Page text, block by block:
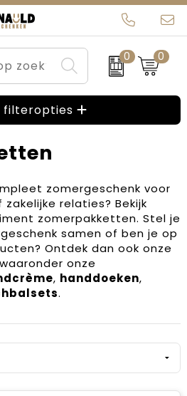
0 0
filteropties
zomergeschenk voor
relaties? Bekijk
zomerpakketten. Stel je
samen of ben je op
Ontdek dan ook onze
onze
, handdoeken,
.